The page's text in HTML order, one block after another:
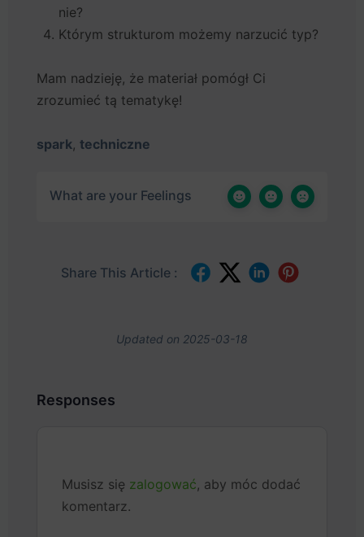
nie?
Którym strukturom możemy narzucić typ?
Mam nadzieję, że materiał pomógł Ci
zrozumieć tą tematykę!
spark, techniczne
What are your Feelings
Share This Article :
Updated on 2025-03-18
Responses
Musisz się zalogować, aby móc dodać
komentarz.